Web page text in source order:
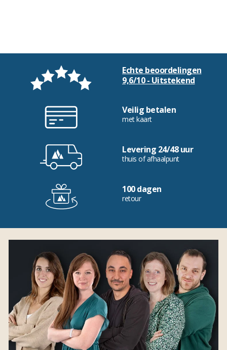
Echte beoordelingen
9,6/10 - Uitstekend
Veilig betalen
met kaart
Levering 24/48 uur
thuis of afhaalpunt
100 dagen
retour